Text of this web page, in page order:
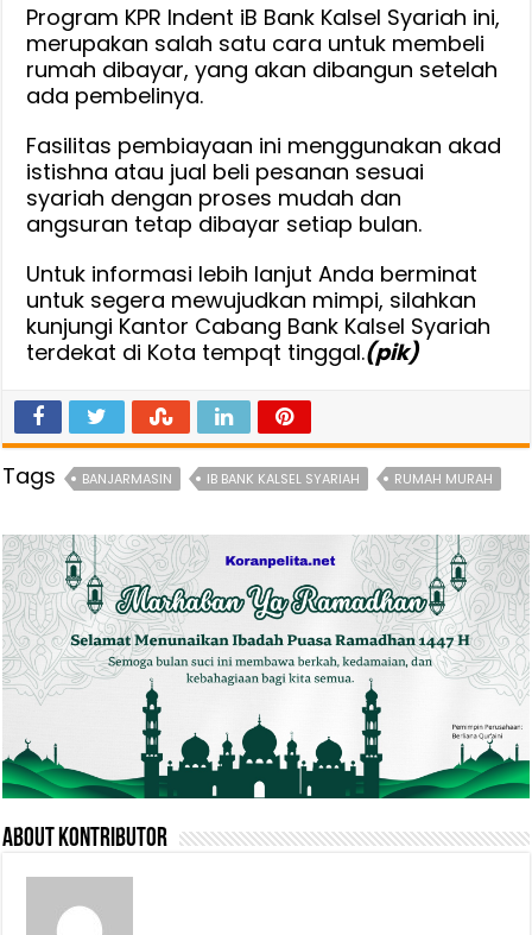
Program KPR Indent iB Bank Kalsel Syariah ini,
merupakan salah satu cara untuk membeli
rumah dibayar, yang akan dibangun setelah
ada pembelinya.
Fasilitas pembiayaan ini menggunakan akad
istishna atau jual beli pesanan sesuai
syariah dengan proses mudah dan
angsuran tetap dibayar setiap bulan.
Untuk informasi lebih lanjut Anda berminat
untuk segera mewujudkan mimpi, silahkan
kunjungi Kantor Cabang Bank Kalsel Syariah
terdekat di Kota tempqt tinggal.(pik)
Tags BANJARMASIN IB BANK KALSEL SYARIAH RUMAH MURAH
About Kontributor